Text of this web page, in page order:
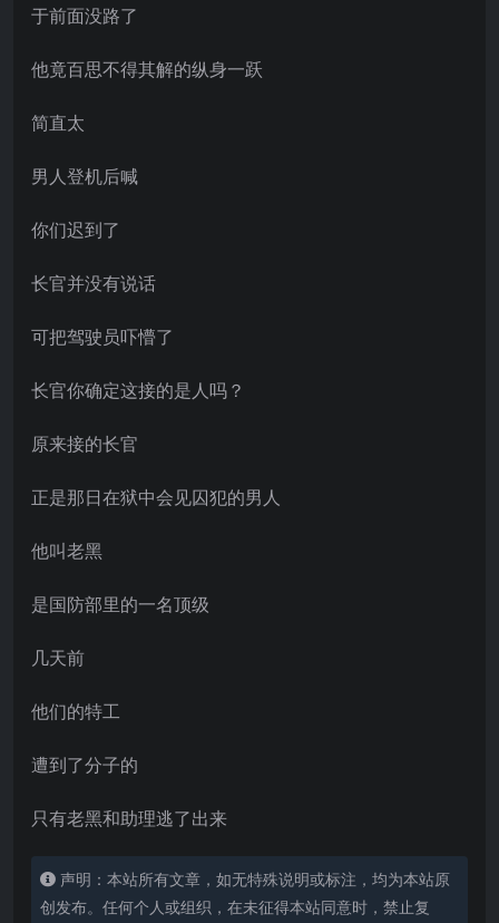
于前面没路了
他竟百思不得其解的纵身一跃
简直太
男人登机后喊
你们迟到了
长官并没有说话
可把驾驶员吓懵了
长官你确定这接的是人吗？
原来接的长官
正是那日在狱中会见囚犯的男人
他叫老黑
是国防部里的一名顶级
几天前
他们的特工
遭到了分子的
只有老黑和助理逃了出来
声明：本站所有文章，如无特殊说明或标注，均为本站原
创发布。任何个人或组织，在未征得本站同意时，禁止复